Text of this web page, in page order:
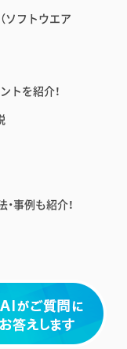
ソフトウエア
トを紹介！
事例も紹介！
ｋｙ株式会社